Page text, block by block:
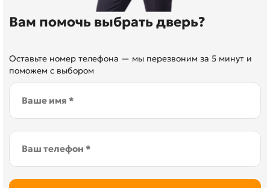
Вам помочь выбрать дверь?
Оставьте номер телефона — мы перезвоним за 5 минут и
поможем с выбором